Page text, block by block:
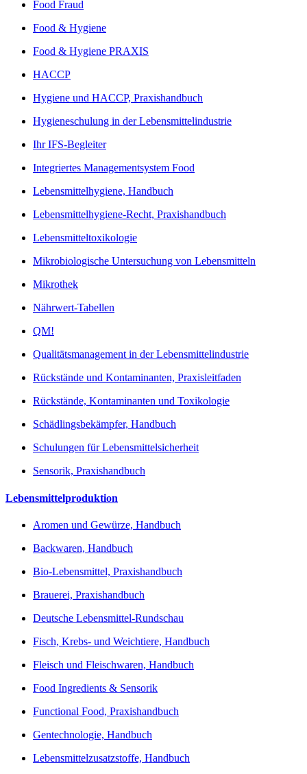
Food Fraud
Food & Hygiene
Food & Hygiene PRAXIS
HACCP
Hygiene und HACCP, Praxishandbuch
Hygieneschulung in der Lebensmittelindustrie
Ihr IFS-Begleiter
Integriertes Managementsystem Food
Lebensmittelhygiene, Handbuch
Lebensmittelhygiene-Recht, Praxishandbuch
Lebensmitteltoxikologie
Mikrobiologische Untersuchung von Lebensmitteln
Mikrothek
Nährwert-Tabellen
QM!
Qualitätsmanagement in der Lebensmittelindustrie
Rückstände und Kontaminanten, Praxisleitfaden
Rückstände, Kontaminanten und Toxikologie
Schädlingsbekämpfer, Handbuch
Schulungen für Lebensmittelsicherheit
Sensorik, Praxishandbuch
Lebensmittelproduktion
Aromen und Gewürze, Handbuch
Backwaren, Handbuch
Bio-Lebensmittel, Praxishandbuch
Brauerei, Praxishandbuch
Deutsche Lebensmittel-Rundschau
Fisch, Krebs- und Weichtiere, Handbuch
Fleisch und Fleischwaren, Handbuch
Food Ingredients & Sensorik
Functional Food, Praxishandbuch
Gentechnologie, Handbuch
Lebensmittelzusatzstoffe, Handbuch